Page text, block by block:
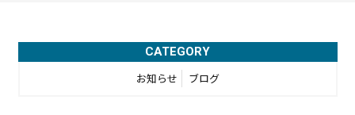
CATEGORY
お知らせ ブログ